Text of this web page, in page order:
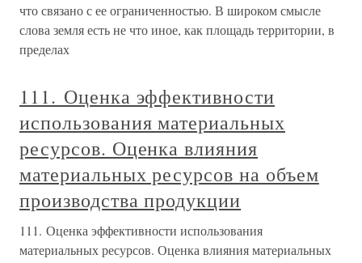
что связано с ее ограниченностью. В широком смысле
слова земля есть не что иное, как площадь территории, в
пределах
111. Оценка эффективности
использования материальных
ресурсов. Оценка влияния
материальных ресурсов на объем
производства продукции
111. Оценка эффективности использования
материальных ресурсов. Оценка влияния материальных